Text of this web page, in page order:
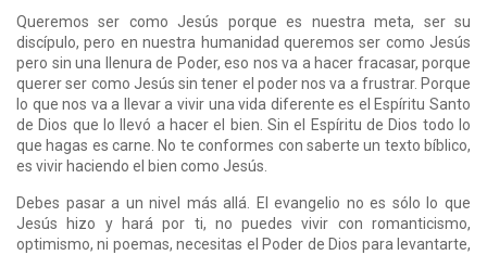
Queremos ser como Jesús porque es nuestra meta, ser su
discípulo, pero en nuestra humanidad queremos ser como Jesús
pero sin una llenura de Poder, eso nos va a hacer fracasar, porque
querer ser como Jesús sin tener el poder nos va a frustrar. Porque
lo que nos va a llevar a vivir una vida diferente es el Espíritu Santo
de Dios que lo llevó a hacer el bien. Sin el Espíritu de Dios todo lo
que hagas es carne. No te conformes con saberte un texto bíblico,
es vivir haciendo el bien como Jesús.
Debes pasar a un nivel más allá. El evangelio no es sólo lo que
Jesús hizo y hará por ti, no puedes vivir con romanticismo,
optimismo, ni poemas, necesitas el Poder de Dios para levantarte,